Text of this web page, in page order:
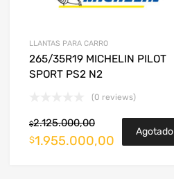
LLANTAS PARA CARRO
265/35R19 MICHELIN PILOT
SPORT PS2 N2
(0 reviews)
$2.125.000,00
$1.955.000,00
Agotado